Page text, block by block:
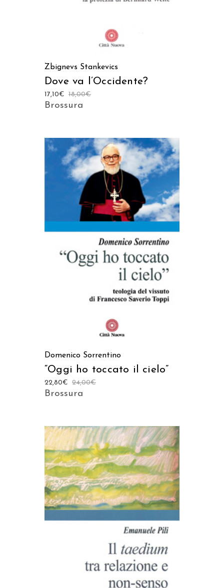
Zbignevs Stankevics
Dove va l’Occidente?
18,00€
17,10€
Brossura
AGGIUNGI AL CARRELLO
Domenico Sorrentino
“Oggi ho toccato il cielo”
24,00€
22,80€
Brossura
AGGIUNGI AL CARRELLO